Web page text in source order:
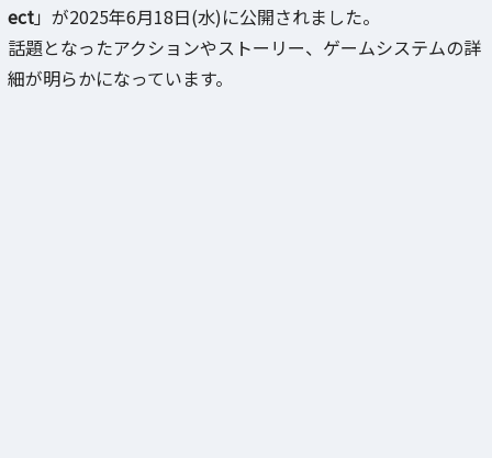
ect」が2025年6月18日(水)に公開されました。
話題となったアクションやストーリー、ゲームシステムの詳
細が明らかになっています。